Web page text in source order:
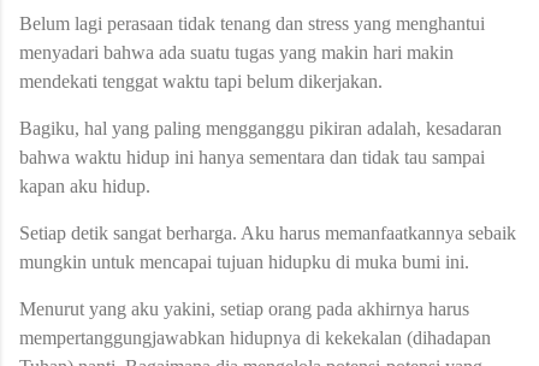
Belum lagi perasaan tidak tenang dan stress yang menghantui
menyadari bahwa ada suatu tugas yang makin hari makin
mendekati tenggat waktu tapi belum dikerjakan.
Bagiku, hal yang paling mengganggu pikiran adalah, kesadaran
bahwa waktu hidup ini hanya sementara dan tidak tau sampai
kapan aku hidup.
Setiap detik sangat berharga. Aku harus memanfaatkannya sebaik
mungkin untuk mencapai tujuan hidupku di muka bumi ini.
Menurut yang aku yakini, setiap orang pada akhirnya harus
mempertanggungjawabkan hidupnya di kekekalan (dihadapan